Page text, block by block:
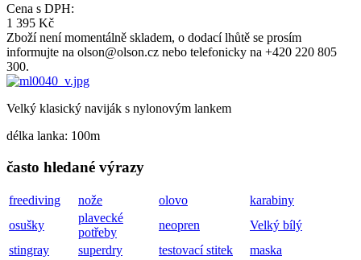
Cena s DPH:
1 395 Kč
Zboží není momentálně skladem, o dodací lhůtě se prosím
informujte na olson@olson.cz nebo telefonicky na +420 220 805
300.
Velký klasický naviják s nylonovým lankem
délka lanka: 100m
často hledané výrazy
freediving nože olovo
karabiny
osušky
plavecké
potřeby
neopren
Velký bílý
stingray
superdry testovací stitek
maska